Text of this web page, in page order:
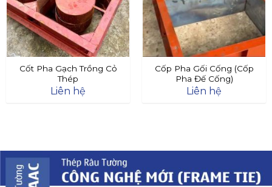
Cốt Pha Gạch Trồng Cỏ
Thép
Liên hệ
Cốp Pha Gối Cống (Cốp
Pha Đế Cống)
Liên hệ